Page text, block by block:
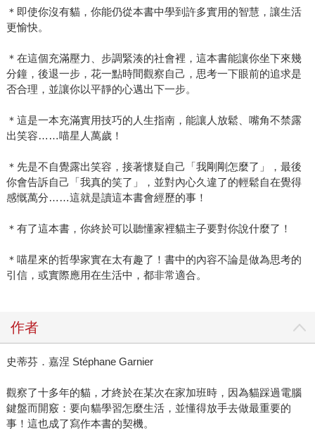
＊即使你沒有貓，你能仍從本書中學到許多實用的智慧，讓生活
更愉快。
＊在這個充滿壓力、步調緊湊的社會裡，這本書能讓你坐下來幾
分鐘，後退一步，花一點時間觀察自己，思考一下眼前的追求是
否合理，並讓你以平靜的心邁出下一步。
＊這是一本充滿實用技巧的人生指南，能讓人放鬆、嘴角不禁露
出笑容……喵星人萬歲！
＊先是不自覺露出笑容，接著懷疑自己「我剛剛怎麼了」，最後
你會告訴自己「我真的笑了」，並對內心久違了的輕鬆自在覺得
感慨萬分……這就是讀這本書會經歷的事！
＊有了這本書，你終於可以聽懂家裡貓主子要對你說什麼了！
＊喵星來的哲學家實在太有趣了！書中的內容不論是做為思考的
引信，或實際應用在生活中，都非常適合。
作者
史蒂芬．嘉涅 Stéphane Garnier
觀察了十多年的貓，才終於在某次在家加班時，因為貓踩過電腦
鍵盤而開竅：要向貓學習怎麼生活，並懂得放手去做最重要的
事！這也成了寫作本書的契機。